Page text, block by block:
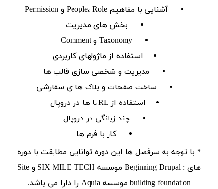
آشنایی با مفاهیم People، Role و Permission
بخش های مدیریت
Taxonomy و Comment
استفاده از ماژولهای کاربردی
مدیریت و شخصی سازی قالب ها
ساخت صفحات و بلاک ها ی سفارشی
استفاده از URL ها در دروپال
چند زبانگی در دروپال
کار با فرم ها
* با توجه به سرفصل ها این دوره توانایی مطابقت با دوره
های : Beginning Drupal موسسه SIX MILE TECH و Site
building foundation موسسه Aquia را دارا می باشد.